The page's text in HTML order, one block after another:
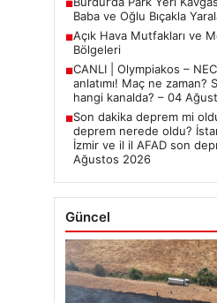
■
Baba ve Oğlu Bıçakla
■Açık Hava Mutfakları ve
Bölgeleri
■CANLI | Olympiakos –
anlatımı! Maç ne zaman?
hangi kanalda? – 04
■Son dakika deprem mi
deprem nerede oldu?
İzmir ve il il AFAD son
Ağustos 2026
Güncel